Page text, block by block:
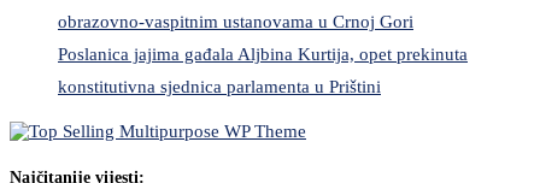
obrazovno-vaspitnim ustanovama u Crnoj Gori
Poslanica jajima gađala Aljbina Kurtija, opet prekinuta
konstitutivna sjednica parlamenta u Prištini
Najčitanije vijesti: